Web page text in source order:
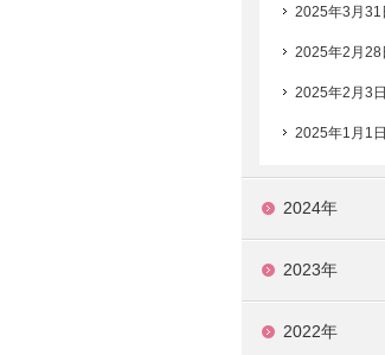
2025年3月31
2025年2月28
2025年2月3日
2025年1月1日
2024年
2023年
2022年